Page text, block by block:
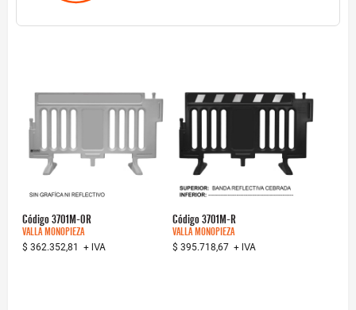
Código 3701M-0R
VALLA MONOPIEZA
$ 362.352,81 + IVA
Código 3701M-R
VALLA MONOPIEZA
$ 395.718,67 + IVA